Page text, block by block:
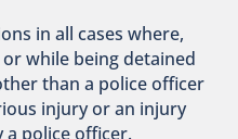
in all cases where,
while being detained
than a police officer
injury or an injury
a police officer.